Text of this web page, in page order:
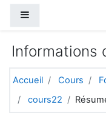
Informations
Accueil Cours
cours22